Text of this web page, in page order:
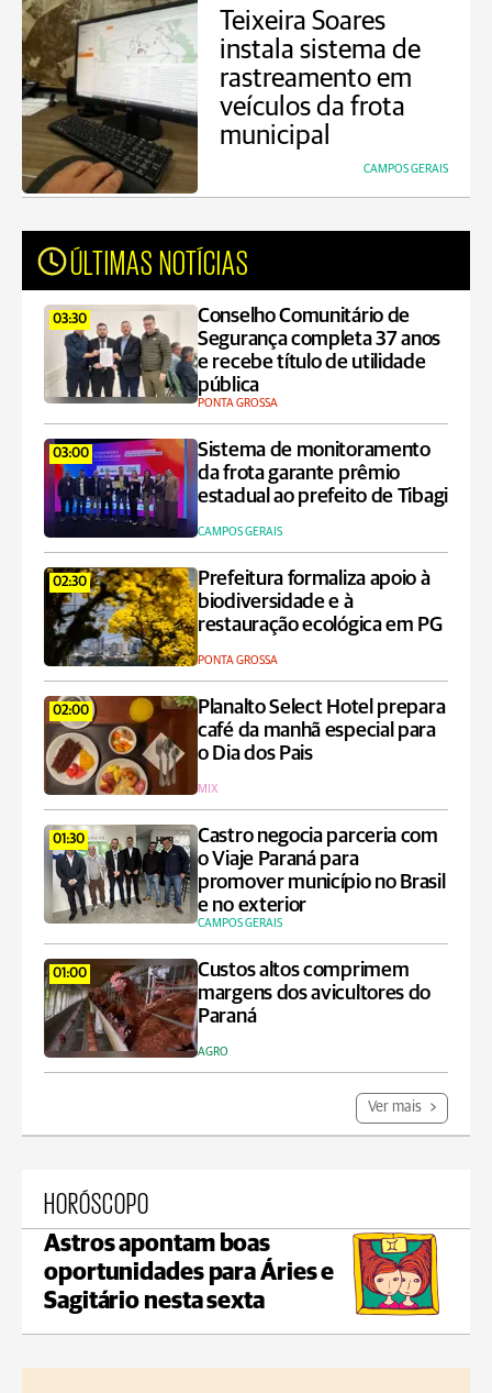
Teixeira Soares
instala sistema de
rastreamento em
veículos da frota
municipal
CAMPOS GERAIS
ÚLTIMAS NOTÍCIAS
03:30
Conselho Comunitário de
Segurança completa 37 anos
e recebe título de utilidade
pública
PONTA GROSSA
03:00
Sistema de monitoramento
da frota garante prêmio
estadual ao prefeito de Tibagi
CAMPOS GERAIS
02:30
Prefeitura formaliza apoio à
biodiversidade e à
restauração ecológica em PG
PONTA GROSSA
02:00
Planalto Select Hotel prepara
café da manhã especial para
o Dia dos Pais
MIX
01:30
Castro negocia parceria com
o Viaje Paraná para
promover município no Brasil
e no exterior
CAMPOS GERAIS
01:00
Custos altos comprimem
margens dos avicultores do
Paraná
AGRO
Ver mais
HORÓSCOPO
Astros apontam boas
oportunidades para Áries e
Sagitário nesta sexta